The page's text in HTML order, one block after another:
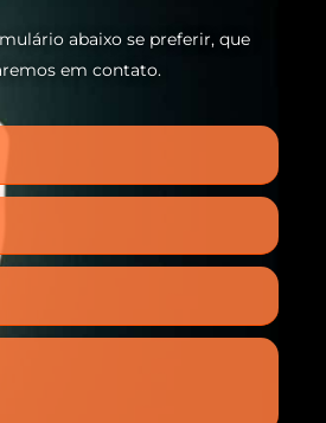
abaixo se preferir, que
em contato.